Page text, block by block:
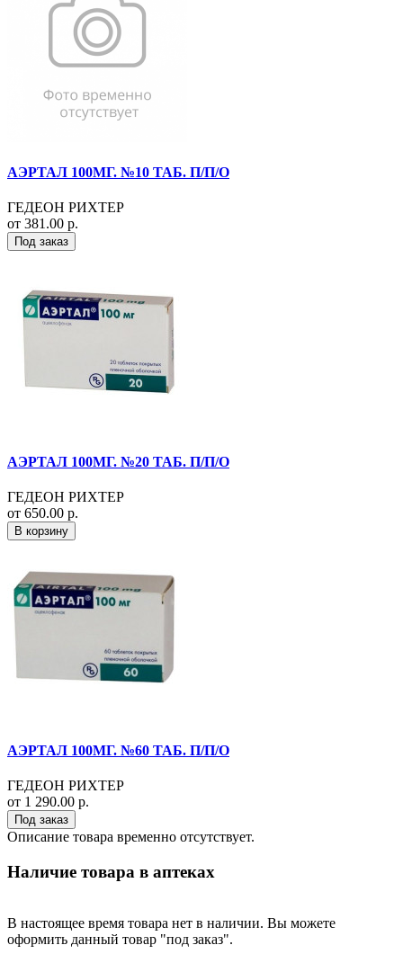
АЭРТАЛ 100МГ. №10 ТАБ. П/П/О
ГЕДЕОН РИХТЕР
от 381.00 р.
Под заказ
АЭРТАЛ 100МГ. №20 ТАБ. П/П/О
ГЕДЕОН РИХТЕР
от 650.00 р.
В корзину
АЭРТАЛ 100МГ. №60 ТАБ. П/П/О
ГЕДЕОН РИХТЕР
от 1 290.00 р.
Под заказ
Описание товара временно отсутствует.
Наличие товара в аптеках
В настоящее время товара нет в наличии. Вы можете
оформить данный товар "под заказ".